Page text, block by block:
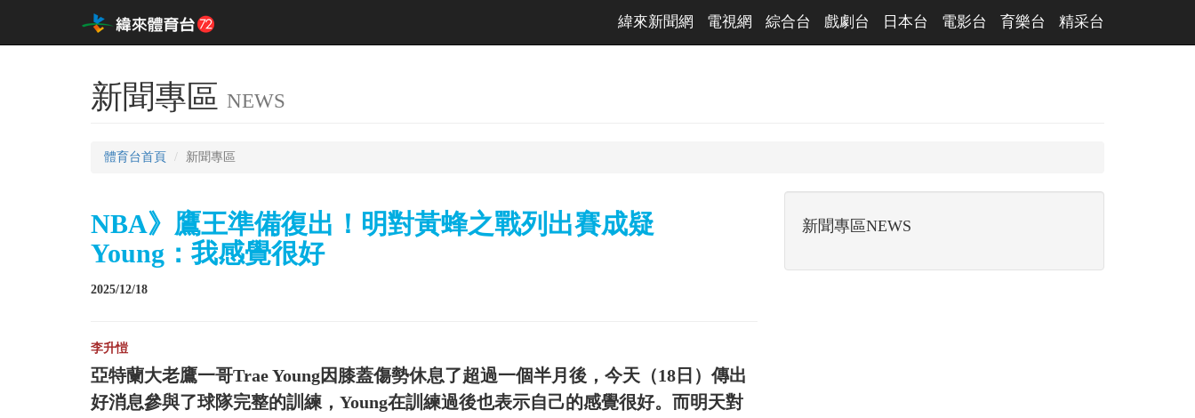
緯來新聞網 電視網 綜合台 戲劇台 日本台 電影台 育樂台 精采台
新聞專區 NEWS
體育台首頁 新聞專區
NBA》鷹王準備復出！明對黃蜂之戰列出賽成疑
Young：我感覺很好
2025/12/18
李升愷
亞特蘭大老鷹一哥Trae Young因膝蓋傷勢休息了超過一個半月後，今天（18日）傳出
好消息參與了球隊完整的訓練，Young在訓練過後也表示自己的感覺很好。而明天對
新聞專區NEWS